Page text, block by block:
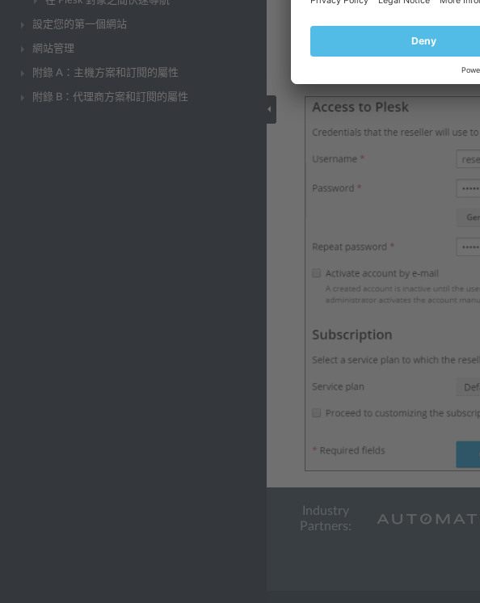
設定您的第一個網站
網站管理
附錄 A：主機方案和訂閱的屬性
附錄 B：代理商方案和訂閱的屬性
核取方塊。
Industry
Partners: